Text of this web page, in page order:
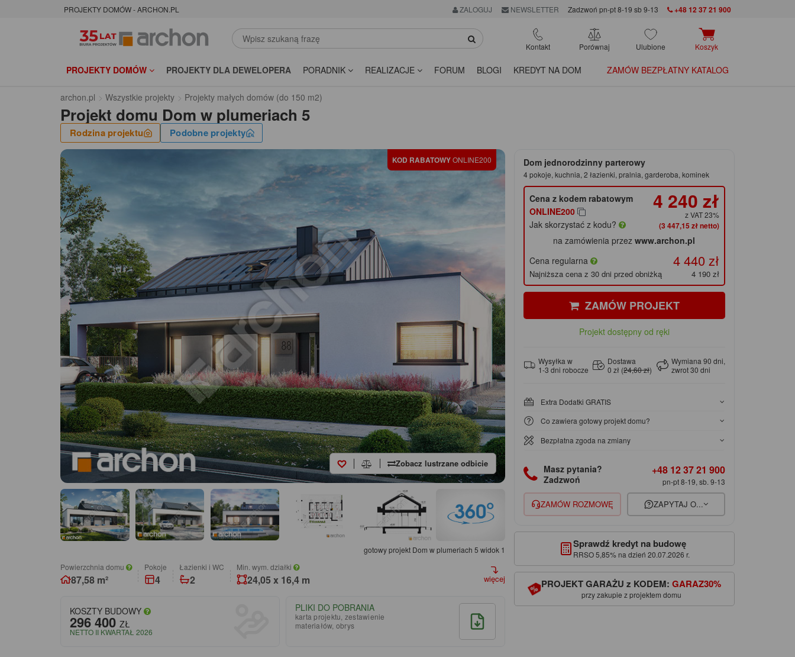
PROJEKTY DOMÓW - ARCHON.PL ZALOGUJ NEWSLETTER Zadzwoń pn-pt 8-19 sb 9-13 +48 12 37 21 900
Kontakt Porównaj Ulubione Koszyk
PROJEKTY DOMÓW PROJEKTY DLA DEWELOPERA PORADNIK REALIZACJE FORUM BLOGI KREDYT NA DOM ZAMÓW BEZPŁATNY KATALOG
archon.pl Wszystkie projekty Projekty małych domów (do 150 m2)
Projekt domu Dom w plumeriach 5
Rodzina projektu Podobne projekty
KOD RABATOWYONLINE200
Zobacz lustrzane odbicie
gotowy projekt Dom w plumeriach 5 widok 1
Powierzchnia domu
87,58 m²
pokoje
4
łazienki i WC
2
Min. wym. działki
24,05 x 16,4 m więcej
KOSZTY BUDOWY
296 400 ZŁ
NETTO II KWARTAŁ 2026
PLIKI DO POBRANIA
karta projektu, zestawienie
materiałów, obrys
Dom jednorodzinny parterowy
4 pokoje, kuchnia, 2 łazienki, pralnia, garderoba, kominek
Cena z kodem rabatowym
ONLINE200
Jak skorzystać z kodu?
4 240 zł
z VAT 23%
(3 447,15 zł netto)
na zamówienia przezwww.archon.pl
Cena regularna
4 440 zł
Najniższa cena z 30 dni przed obniżką 4 190 zł
ZAMÓW PROJEKT
Projekt dostępny od ręki
Wysyłka w
1-3 dni robocze
Dostawa
0 zł (24,60 zł)
Wymiana 90 dni,
zwrot 30 dni
Extra Dodatki GRATIS
Co zawiera gotowy projekt domu?
Bezpłatna zgoda na zmiany
Masz pytania?
Zadzwoń
+48 12 37 21 900
pn-pt 8-19, sb. 9-13
ZAMÓW ROZMOWĘ ZAPYTAJ O...
Sprawdź kredyt na budowę
RRSO 5,85% na dzień 20.07.2026 r.
PROJEKT GARAŻU z KODEM:GARAZ30%
przy zakupie z projektem domu